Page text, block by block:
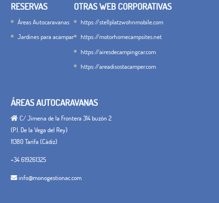
RESERVAS
Áreas Autocaravanas
Jardines para acampar
OTRAS WEB CORPORATIVAS
https://stellplatzwohnmobile.com
https://motorhomecampsites.net
https://airesdecampingcar.com
https://areadisostacamper.com
ÁREAS AUTOCARAVANAS
C/ Jimena de la Frontera 314 buzón 2
(P.I. De la Vega del Rey)
11380 Tarifa (Cádiz)
+34 619261325
info@monogestionac.com